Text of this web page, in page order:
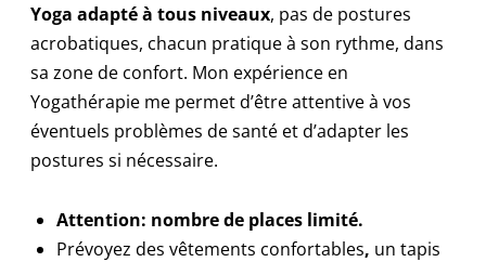
Yoga adapté à tous niveaux, pas de postures
acrobatiques, chacun pratique à son rythme, dans
sa zone de confort. Mon expérience en
Yogathérapie me permet d’être attentive à vos
éventuels problèmes de santé et d’adapter les
postures si nécessaire.
Attention: nombre de places limité.
Prévoyez des vêtements confortables, un tapis